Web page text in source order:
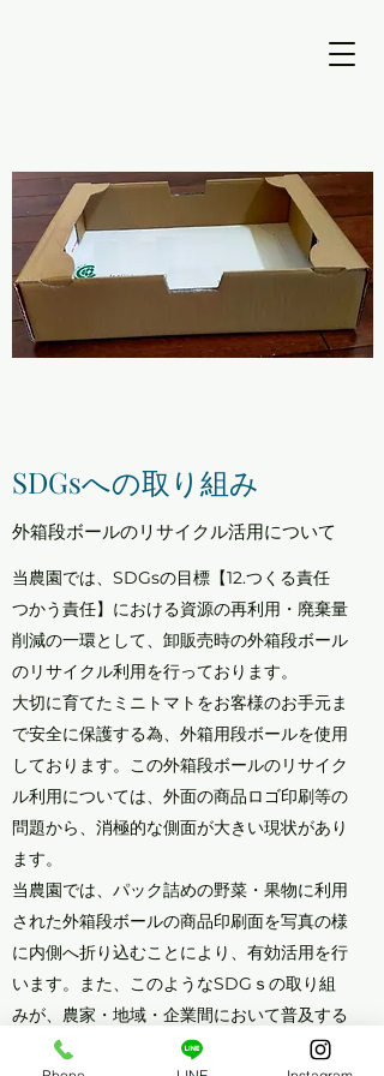
SDGsへの取り組み​
​​外箱段ボールのリサイクル活用について
当農園では、SDGsの目標【12.つくる責任
つかう責任】における資源の再利用・廃棄量
削減の一環として、卸販売時の外箱段ボール
のリサイクル利用を行っております。
大切に育てたミニトマトをお客様のお手元ま
で安全に保護する為、外箱用段ボールを使用
しております。この外箱段ボールのリサイク
ル利用については、外面の商品ロゴ印刷等の
問題から、消極的な側面が大きい現状があり
ます。
当農園では、パック詰めの野菜・果物に利用
された外箱段ボールの商品印刷面を写真の様
に内側へ折り込むことにより、有効活用を行
います。また、このようなSDGｓの取り組
みが、農家・地域・企業間において普及する
よう活動に努めて参ります。